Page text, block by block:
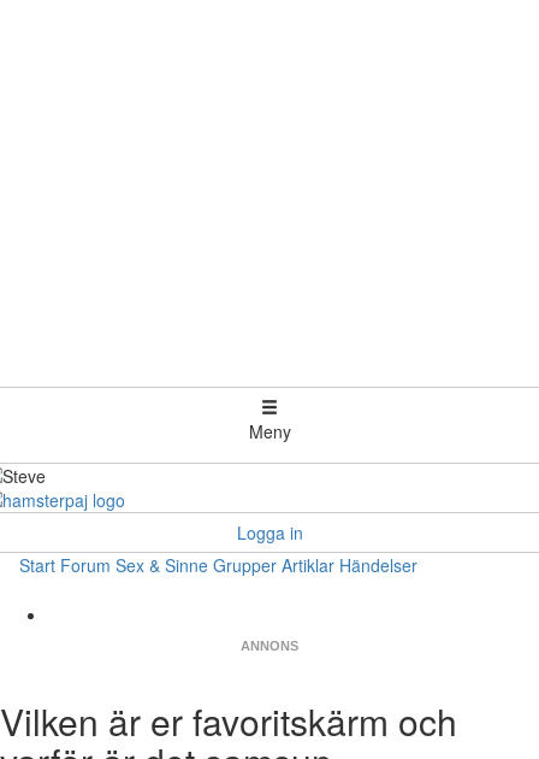
Meny
Logga in
Start Forum Sex & Sinne Grupper Artiklar Händelser
ANNONS
Vilken är er favoritskärm och